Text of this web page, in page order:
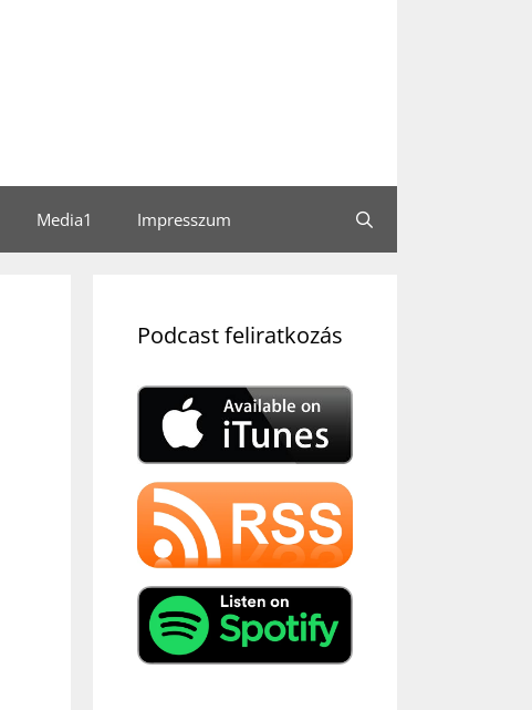
Media1 Impresszum
Podcast feliratkozás